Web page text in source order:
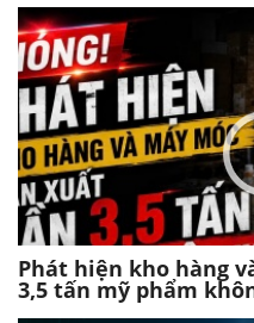
Phát hiện kho hàng
3,5 tấn mỹ phẩm